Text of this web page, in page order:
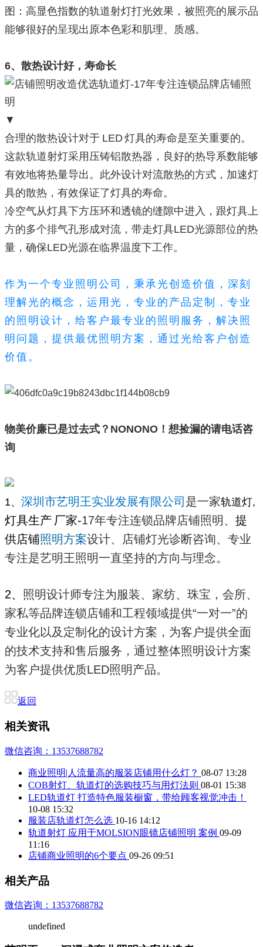
图：高显色指数的轨道射灯打光效果，被照亮的展示品
能够很好的呈现出原本色彩和肌理、质感。
6、散热设计好，寿命长
▼
合理的散热设计对于 LED 灯具的寿命是至关重要的。
这款轨道射灯采用压铸铝散热器，良好的热导系数能够
有效地将热量导出。此外设计对流散热的方式，加速灯
具的散热，有效保证了灯具的寿命。
冷空气从灯具下方压环和透镜的缝隙中进入，跟灯具上
方的多个排气孔形成对流，带走灯具LED光源部位的热
量，确保LED光源在临界温度下工作。
作为一个专业照明公司，秉承光创造价值，深刻
理解光的概念，运用光，专业的产品定制，专业
的照明设计，给客户最专业的照明服务，解决照
明问题，提供最优照明方案，通过光给客户创造
价值。
物美价廉已是过去式？NONONO！想捡漏的请电话咨
询
1、 深圳市艺明王实业发展有限公司 是一家轨道灯,
灯具生产 厂家-17年专注连锁品牌店铺照明、 提
供店铺照明方案设计、店铺灯光诊断咨询、专业
专注是艺明王照明一直坚持的方向与理念。
2、 照明设计师专注为服装、家纺、珠宝，会所、
家私等品牌连锁店铺和工程领域提供“一对一”的
专业化以及定制化的设计方案，为客户提供全面
的技术支持和售后服务，通过整体照明设计方案
为客户提供优质LED照明产品。
返回
相关资讯
微信咨询：13537688782
商业照明|人流量高的服装店铺用什么灯？ 08-07 13:28
COB射灯、轨道灯的选购技巧与用灯法则 08-01 15:38
LED轨道灯 打造特色服装橱窗，带给顾客视觉冲击！
10-08 15:32
服装店轨道灯怎么选 10-16 14:12
轨道射灯 应用于MOLSION眼镜店铺照明 案例 09-09
11:16
店铺商业照明的6个要点 09-26 09:51
相关产品
微信咨询：13537688782
undefined